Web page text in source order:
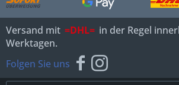
Versand mit =DHL= in der Regel
Werktagen.
Folgen Sie uns